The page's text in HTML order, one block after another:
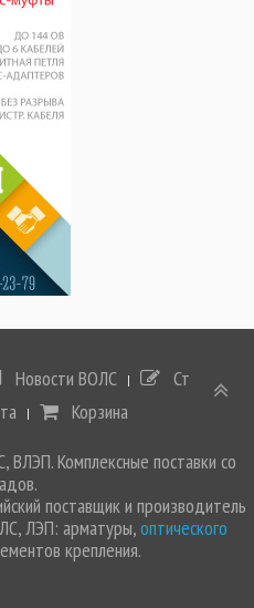
Новости ВОЛС
Статьи
Корзина
Комплексные поставки со
поставщик и производитель
ЛЭП: арматуры,оптического
крепления.